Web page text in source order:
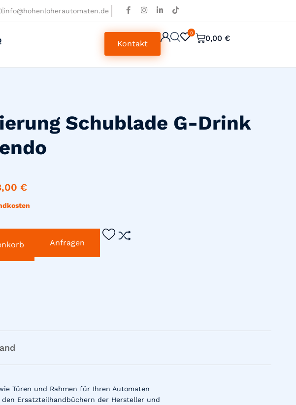
info@hohenloherautomaten.de
Kontakt
0
0,00 €
Schublade G-Drink
€
Anfragen
Türen und Rahmen für Ihren Automaten
Ersatzteilhandbüchern der Hersteller und